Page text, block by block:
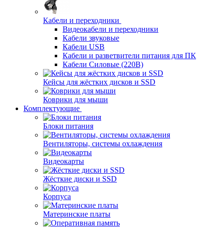
Кабели и переходники
Видеокабели и переходники
Кабели звуковые
Кабели USB
Кабели и разветвители питания для ПК
Кабели Силовые (220В)
Кейсы для жёстких дисков и SSD
Коврики для мыши
Комплектующие
Блоки питания
Вентиляторы, системы охлаждения
Видеокарты
Жёсткие диски и SSD
Корпуса
Материнские платы